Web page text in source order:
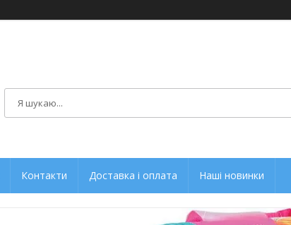
Контакти Доставка і оплата Наші новинки